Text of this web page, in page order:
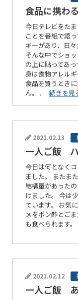
食品に携わ
今日テレビをた
ことを番組で語
ギーがあり、日
そんな中でショ
の上に貼ってあ
身は食物アレル
食品を買うとき
ん。... 続きを見
2021.02.13
一人ご飯
今日は何となく
ました。 またま
結構量があった
けました。 今は
ています。 お気
メをポン酢とご
も食べられます
2021.02.12
一人ご飯